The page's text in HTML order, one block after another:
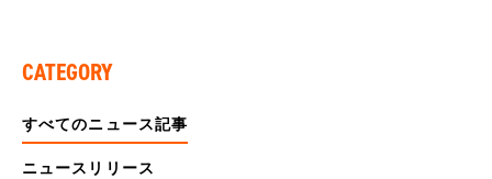
CATEGORY
すべてのニュース記事
ニュースリリース